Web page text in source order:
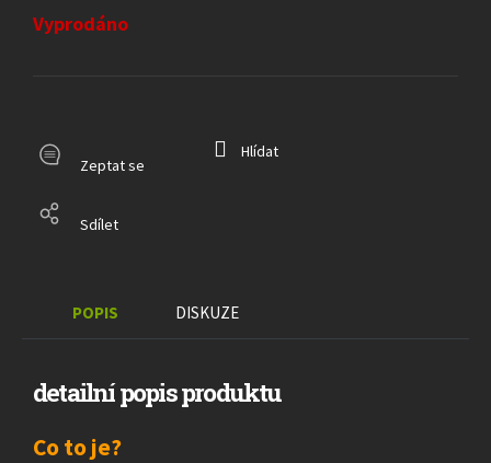
cena:
Vyprodáno
Zeptat se
Hlídat
Sdílet
POPIS DISKUZE
detailní popis produktu
Co to je?